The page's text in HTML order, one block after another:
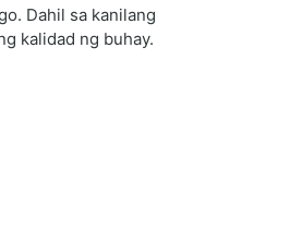
Dahil sa kanilang
kalidad ng buhay.